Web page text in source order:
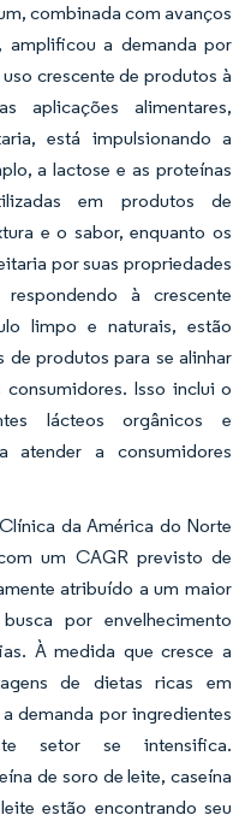
combinada com avanços
amplificou a demanda por
crescente de produtos à
aplicações alimentares,
está impulsionando a
a lactose e as proteínas
em produtos de
e o sabor, enquanto os
por suas propriedades
à crescente
limpo e naturais, estão
de produtos para se alinhar
Isso inclui o
lácteos orgânicos e
atender a consumidores
da América do Norte
um CAGR previsto de
atribuído a um maior
por envelhecimento
À medida que cresce a
de dietas ricas em
demanda por ingredientes
setor se intensifica.
de soro de leite, caseína
estão encontrando seu